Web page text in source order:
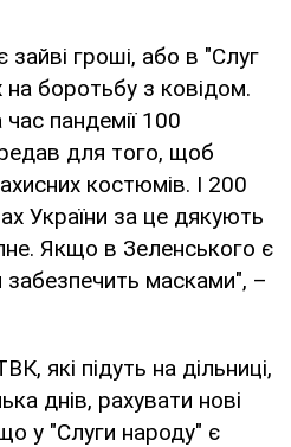
гроші, або в "Слуг
на боротьбу з ковідом.
пандемії 100
для того, щоб
костюмів. І 200
України за це дякують
Якщо в Зеленського є
забезпечить масками", –
які підуть на дільниці,
днів, рахувати нові
у "Слуги народу" є